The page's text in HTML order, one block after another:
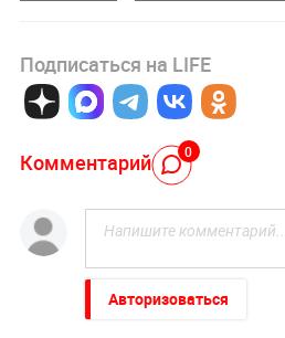
Подписаться на LIFE
Комментарий 0
Авторизоваться